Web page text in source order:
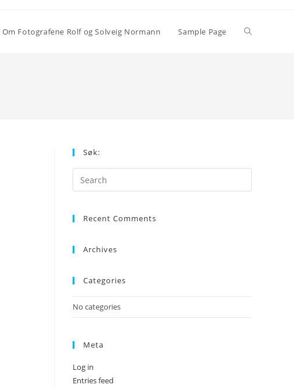
Om Fotografene Rolf og Solveig Normann Sample Page Toggle
Søk:
Escape
Recent Comments
Archives
Categories
No categories
Meta
Log in
Entries feed